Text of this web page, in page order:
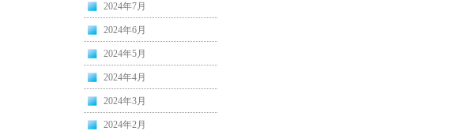
2024年7月
2024年6月
2024年5月
2024年4月
2024年3月
2024年2月